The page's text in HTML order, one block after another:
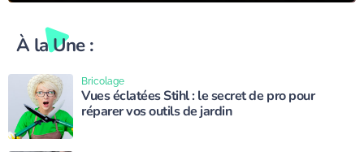
À la Une :
Vues éclatées Stihl : le secret de pro pour
réparer vos outils de jardin
Bricolage